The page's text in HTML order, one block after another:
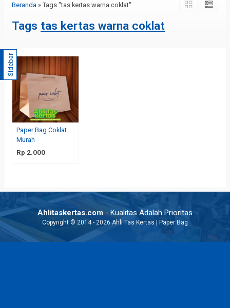
Beranda » Tags "tas kertas warna coklat"
Tags tas kertas warna coklat
Paper Bag Coklat
Murah
Rp 2.000
Sidebar
Ahlitaskertas.com - Kualitas Adalah Prioritas
Copyright © 2014 - 2026 Ahli Tas Kertas | Paper Bag